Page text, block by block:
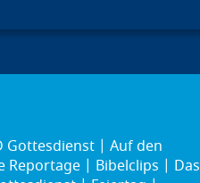
Gottesdienst
Auf den
Reportage Bibelclips
Das